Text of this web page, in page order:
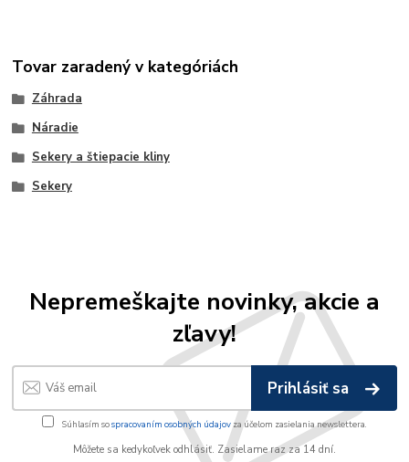
Tovar zaradený v kategóriách
Záhrada
Náradie
Sekery a štiepacie kliny
Sekery
Nepremeškajte novinky, akcie a
zľavy!
Prihlásiť sa
Súhlasím sospracovaním osobných údajovza účelom zasielania newslettera.
Môžete sa kedykoľvek odhlásiť. Zasielame raz za 14 dní.